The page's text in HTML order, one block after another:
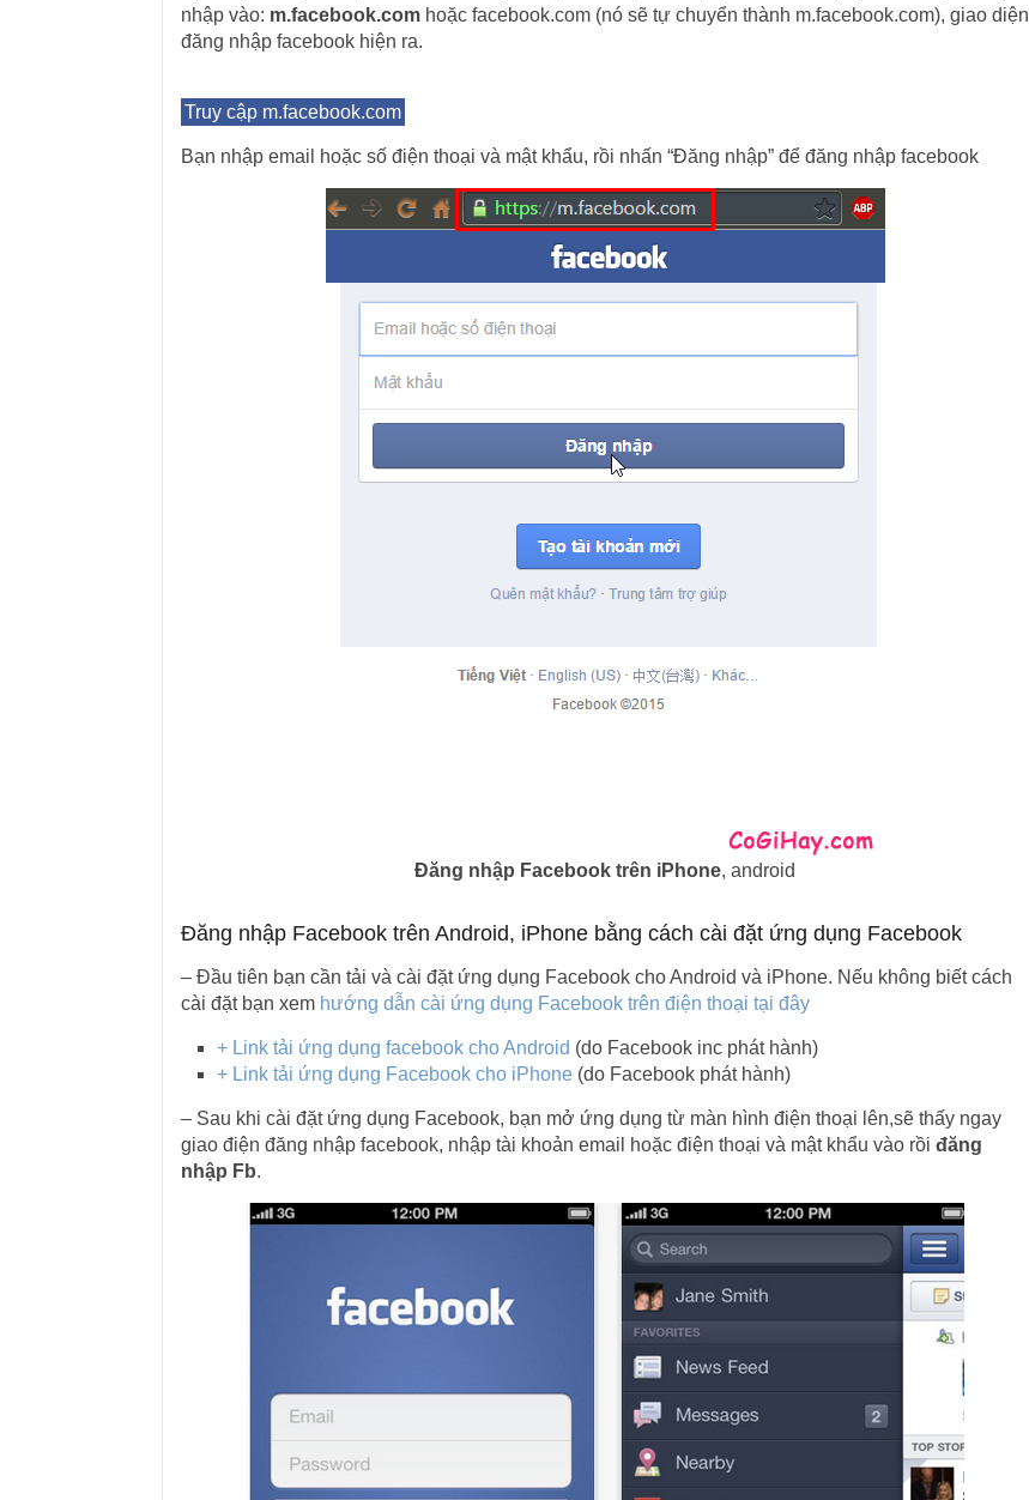
nhập vào: m.facebook.comhoặc facebook.com (nó sẽ tự chuyển thành m.facebook.com), giao diện
đăng nhập facebook hiện ra.
Truy cập m.facebook.com
Bạn nhập email hoặc số điện thoại và mật khẩu, rồi nhấn “Đăng nhập” để đăng nhập facebook
Đăng nhập Facebook trên iPhone, android
Đăng nhập Facebook trên Android, iPhone bằng cách cài đặt ứng dụng Facebook
– Đầu tiên bạn cần tải và cài đặt ứng dụng Facebook cho Android và iPhone. Nếu không biết cách
cài đặt bạn xem hướng dẫn cài ứng dụng Facebook trên điện thoại tại đây
+ Link tải ứng dụng facebook cho Android (do Facebook inc phát hành)
+ Link tải ứng dụng Facebook cho iPhone(do Facebook phát hành)
– Sau khi cài đặt ứng dụng Facebook, bạn mở ứng dụng từ màn hình điện thoại lên,sẽ thấy ngay
giao điện đăng nhập facebook, nhập tài khoản email hoặc điện thoại và mật khẩu vào rồi đăng
nhập Fb.